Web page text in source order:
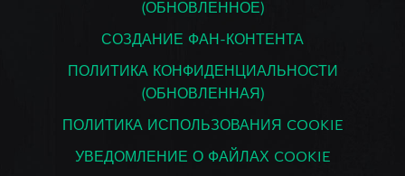
(ОБНОВЛЕННОЕ)
СОЗДАНИЕ ФАН-КОНТЕНТА
ПОЛИТИКА КОНФИДЕНЦИАЛЬНОСТИ
(ОБНОВЛЕННАЯ)
ПОЛИТИКА ИСПОЛЬЗОВАНИЯ COOKIE
УВЕДОМЛЕНИЕ О ФАЙЛАХ COOKIE